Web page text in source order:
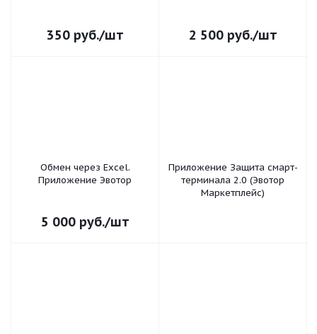
350руб./шт 2 500руб./шт
Обмен через Excel.
Приложение Эвотор
5 000руб./шт
Приложение Защита смарт-
терминала 2.0 (Эвотор
Маркетплейс)